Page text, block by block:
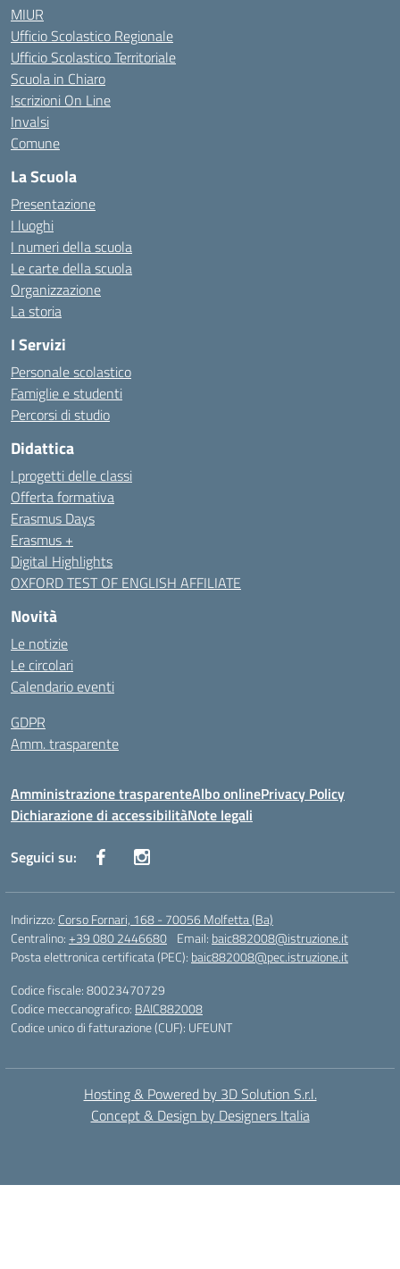
MIUR
Ufficio Scolastico Regionale
Ufficio Scolastico Territoriale
Scuola in Chiaro
Iscrizioni On Line
Invalsi
Comune
La Scuola
Presentazione
I luoghi
I numeri della scuola
Le carte della scuola
Organizzazione
La storia
I Servizi
Personale scolastico
Famiglie e studenti
Percorsi di studio
Didattica
I progetti delle classi
Offerta formativa
Erasmus Days
Erasmus +
Digital Highlights
OXFORD TEST OF ENGLISH AFFILIATE
Novità
Le notizie
Le circolari
Calendario eventi
GDPR
Amm. trasparente
Amministrazione trasparenteAlbo onlinePrivacy Policy
Dichiarazione di accessibilitàNote legali
Seguici su:
Indirizzo: Corso Fornari, 168 - 70056 Molfetta (Ba)
Centralino:+39 080 2446680 Email: baic882008@istruzione.it
Posta elettronica certificata (PEC): baic882008@pec.istruzione.it
Codice fiscale: 80023470729
Codice meccanografico: BAIC882008
Codice unico di fatturazione (CUF): UFEUNT
Hosting & Powered by 3D Solution S.r.l.
Concept & Design by Designers Italia